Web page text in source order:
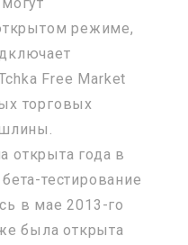
режиме,
Free Market
торговых
открыта года в
тестирование
в мае 2013-го
была открыта